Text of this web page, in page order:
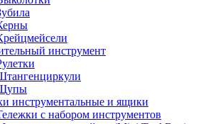
инструмент
инструментальные и ящики
с набором инструментов